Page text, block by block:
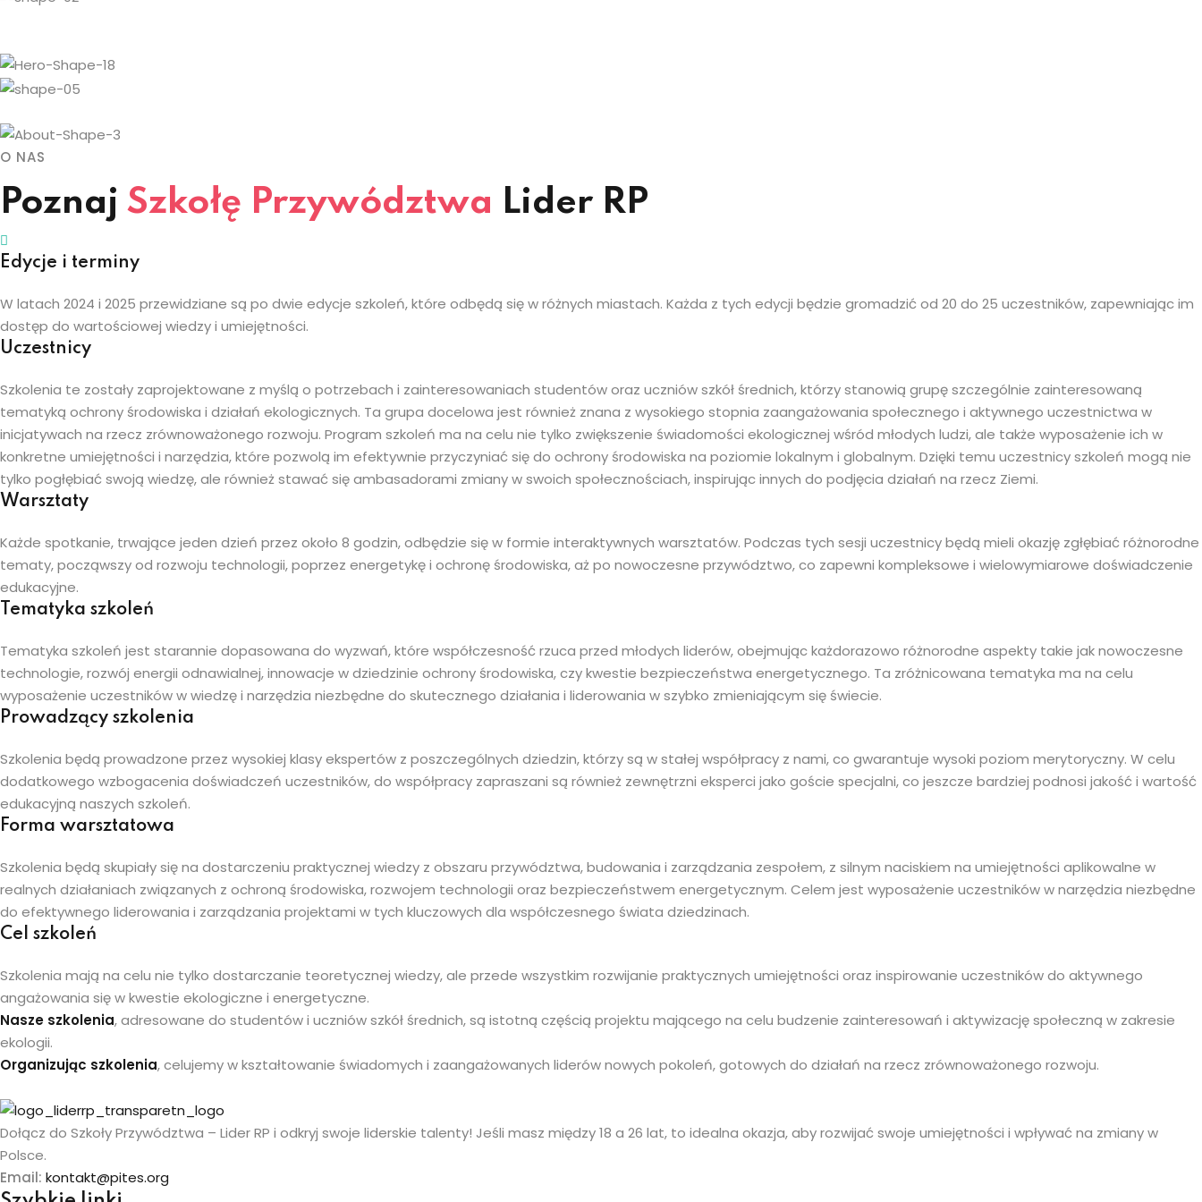
O NAS
Poznaj Szkołę Przywództwa Lider RP
Edycje i terminy
W latach 2024 i 2025 przewidziane są po dwie edycje szkoleń, które odbędą się w różnych miastach. Każda z tych edycji będzie gromadzić od 20 do 25 uczestników, zapewniając im
dostęp do wartościowej wiedzy i umiejętności.
Uczestnicy
Szkolenia te zostały zaprojektowane z myślą o potrzebach i zainteresowaniach studentów oraz uczniów szkół średnich, którzy stanowią grupę szczególnie zainteresowaną
tematyką ochrony środowiska i działań ekologicznych. Ta grupa docelowa jest również znana z wysokiego stopnia zaangażowania społecznego i aktywnego uczestnictwa w
inicjatywach na rzecz zrównoważonego rozwoju. Program szkoleń ma na celu nie tylko zwiększenie świadomości ekologicznej wśród młodych ludzi, ale także wyposażenie ich w
konkretne umiejętności i narzędzia, które pozwolą im efektywnie przyczyniać się do ochrony środowiska na poziomie lokalnym i globalnym. Dzięki temu uczestnicy szkoleń mogą nie
tylko pogłębiać swoją wiedzę, ale również stawać się ambasadorami zmiany w swoich społecznościach, inspirując innych do podjęcia działań na rzecz Ziemi.
Warsztaty
Każde spotkanie, trwające jeden dzień przez około 8 godzin, odbędzie się w formie interaktywnych warsztatów. Podczas tych sesji uczestnicy będą mieli okazję zgłębiać różnorodne
tematy, począwszy od rozwoju technologii, poprzez energetykę i ochronę środowiska, aż po nowoczesne przywództwo, co zapewni kompleksowe i wielowymiarowe doświadczenie
edukacyjne.
Tematyka szkoleń
Tematyka szkoleń jest starannie dopasowana do wyzwań, które współczesność rzuca przed młodych liderów, obejmując każdorazowo różnorodne aspekty takie jak nowoczesne
technologie, rozwój energii odnawialnej, innowacje w dziedzinie ochrony środowiska, czy kwestie bezpieczeństwa energetycznego. Ta zróżnicowana tematyka ma na celu
wyposażenie uczestników w wiedzę i narzędzia niezbędne do skutecznego działania i liderowania w szybko zmieniającym się świecie.
Prowadzący szkolenia
Szkolenia będą prowadzone przez wysokiej klasy ekspertów z poszczególnych dziedzin, którzy są w stałej współpracy z nami, co gwarantuje wysoki poziom merytoryczny. W celu
dodatkowego wzbogacenia doświadczeń uczestników, do współpracy zapraszani są również zewnętrzni eksperci jako goście specjalni, co jeszcze bardziej podnosi jakość i wartość
edukacyjną naszych szkoleń.
Forma warsztatowa
Szkolenia będą skupiały się na dostarczeniu praktycznej wiedzy z obszaru przywództwa, budowania i zarządzania zespołem, z silnym naciskiem na umiejętności aplikowalne w
realnych działaniach związanych z ochroną środowiska, rozwojem technologii oraz bezpieczeństwem energetycznym. Celem jest wyposażenie uczestników w narzędzia niezbędne
do efektywnego liderowania i zarządzania projektami w tych kluczowych dla współczesnego świata dziedzinach.
Cel szkoleń
Szkolenia mają na celu nie tylko dostarczanie teoretycznej wiedzy, ale przede wszystkim rozwijanie praktycznych umiejętności oraz inspirowanie uczestników do aktywnego
angażowania się w kwestie ekologiczne i energetyczne.
Nasze szkolenia, adresowane do studentów i uczniów szkół średnich, są istotną częścią projektu mającego na celu budzenie zainteresowań i aktywizację społeczną w zakresie
ekologii.
Organizując szkolenia, celujemy w kształtowanie świadomych i zaangażowanych liderów nowych pokoleń, gotowych do działań na rzecz zrównoważonego rozwoju.
Dołącz do Szkoły Przywództwa – Lider RP i odkryj swoje liderskie talenty! Jeśli masz między 18 a 26 lat, to idealna okazja, aby rozwijać swoje umiejętności i wpływać na zmiany w
Polsce.
Email: kontakt@pites.org